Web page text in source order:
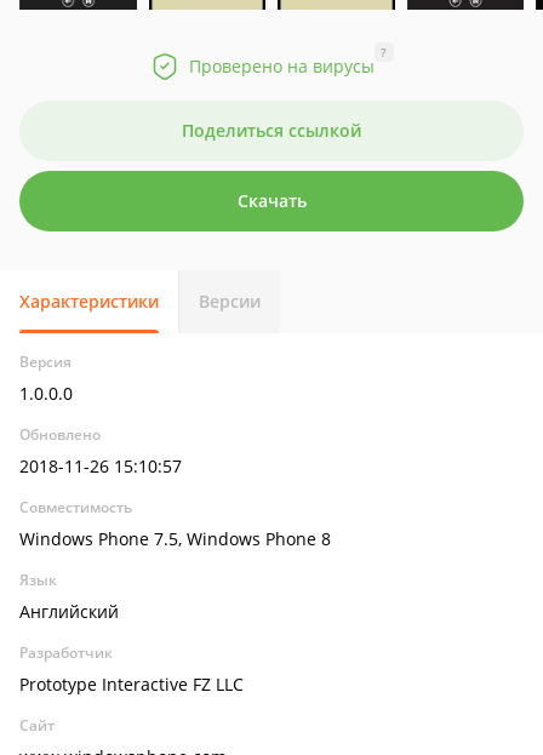
Проверено на вирусы
?
Поделиться ссылкой
Скачать
Характеристики Версии
Версия
1.0.0.0
Обновлено
2018-11-26 15:10:57
Совместимость
Windows Phone 7.5, Windows Phone 8
Язык
Английский
Разработчик
Prototype Interactive FZ LLC
Сайт